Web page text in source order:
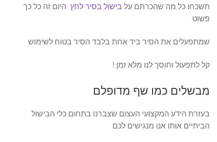
תשכחו כל מה שהכרתם על בישול בסיר לחץ היום זה כל כך
פשוט
שמתפעלים את הסיר ביד אחת בלבד הסיר בטוח לשימוש
קל לתפעול וחוסך לנו מלא זמן !
מבשלים כמו שף מדופלם
בעזרת הידע המקצועי העצום שצברנו בתחום כלי הבישול
הביתיים אותו אנו מנגישים לכם